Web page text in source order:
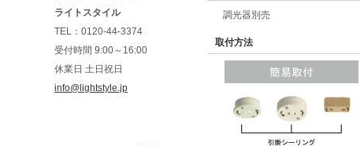
ライトスタイル
TEL：0120-44-3374
受付時間 9:00～16:00
休業日 土日祝日
info@lightstyle.jp
調光器別売
取付方法